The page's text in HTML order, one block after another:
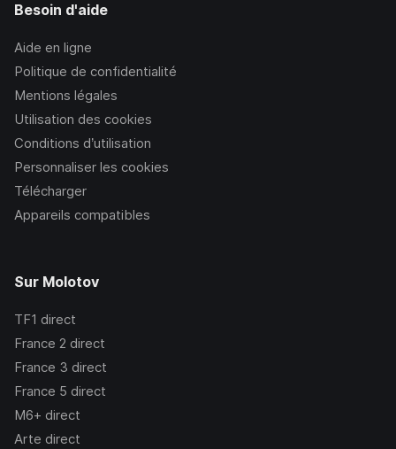
Besoin d'aide
Aide en ligne
Politique de confidentialité
Mentions légales
Utilisation des cookies
Conditions d’utilisation
Personnaliser les cookies
Télécharger
Appareils compatibles
Sur Molotov
TF1 direct
France 2 direct
France 3 direct
France 5 direct
M6+ direct
Arte direct